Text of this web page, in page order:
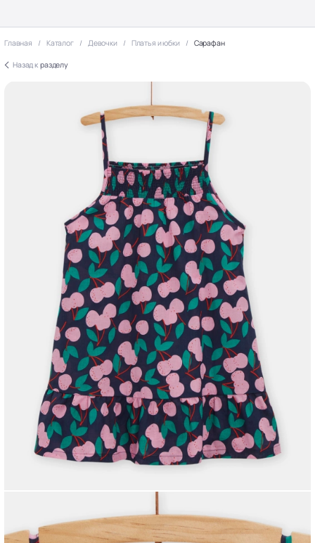
Главная Каталог Девочки Платья и юбки Сарафан
Назад к разделу